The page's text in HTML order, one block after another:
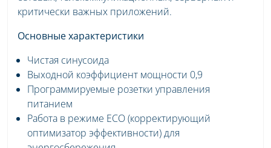
критически важных приложений.
Основные характеристики
Чистая синусоида
Выходной коэффициент мощности 0,9
Программируемые розетки управления
питанием
Работа в режиме ECO (корректирующий
оптимизатор эффективности) для